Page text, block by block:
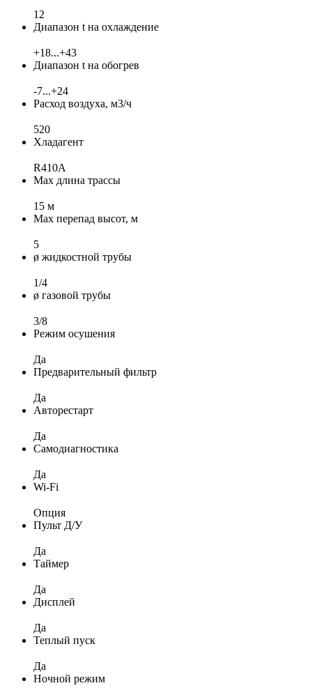
12
Диапазон t на охлаждение
+18...+43
Диапазон t на обогрев
-7...+24
Расход воздуха, м3/ч
520
Хладагент
R410A
Max длина трассы
15 м
Max перепад высот, м
5
ø жидкостной трубы
1/4
ø газовой трубы
3/8
Режим осушения
Да
Предварительный фильтр
Да
Авторестарт
Да
Самодиагностика
Да
Wi-Fi
Опция
Пульт Д/У
Да
Таймер
Да
Дисплей
Да
Теплый пуск
Да
Ночной режим